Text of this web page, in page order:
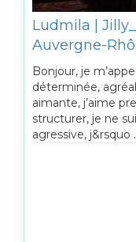
Ludmila |
Auvergne-
Bonjour, je
déterminée,
aimante, j’aime
structurer, je ne
agressive, j&rsquo